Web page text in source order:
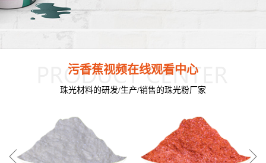
污香蕉视频在线观看中心
珠光材料的研发/生产/销售的珠光粉厂家